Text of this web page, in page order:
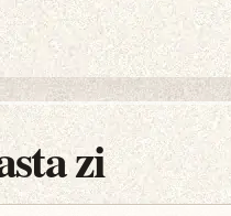
zi